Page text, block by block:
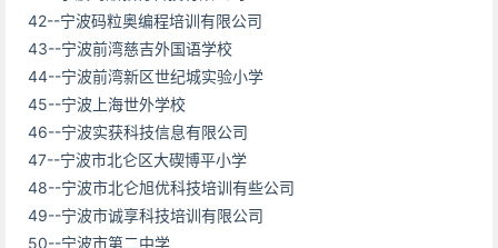
42--宁波码粒奥编程培训有限公司
43--宁波前湾慈吉外国语学校
44--宁波前湾新区世纪城实验小学
45--宁波上海世外学校
46--宁波实获科技信息有限公司
47--宁波市北仑区大碶博平小学
48--宁波市北仑旭优科技培训有些公司
49--宁波市诚享科技培训有限公司
50--宁波市第二中学